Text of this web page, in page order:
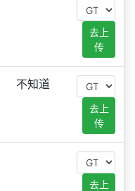
去上
传
不知道
去上
传
去上